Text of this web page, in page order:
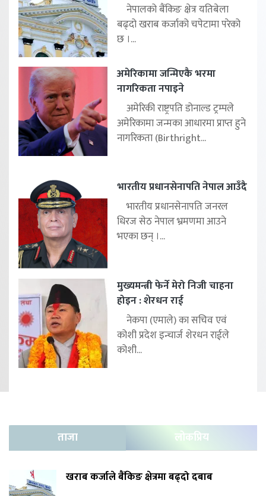
नेपालको बैंकिङ क्षेत्र यतिबेला
बढ्दो खराब कर्जाको चपेटामा परेको
छ ।...
अमेरिकामा जन्मिएकै भरमा
नागरिकता नपाइने
अमेरिकी राष्ट्रपति डोनाल्ड ट्रम्पले
अमेरिकामा जन्मका आधारमा प्राप्त हुने
नागरिकता (Birthright...
भारतीय प्रधानसेनापति नेपाल आउँदै
भारतीय प्रधानसेनापति जनरल
धिरज सेठ नेपाल भ्रमणमा आउने
भएका छन् ।...
मुख्यमन्त्री फेर्ने मेरो निजी चाहना
होइन : शेरधन राई
नेकपा (एमाले) का सचिव एवं
कोशी प्रदेश इन्चार्ज शेरधन राईले
कोशी...
ताजा लोकप्रिय
खराब कर्जाले बैंकिङ क्षेत्रमा बढ्दो दबाब